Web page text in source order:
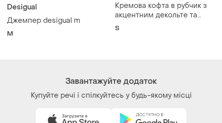
Desigual
Джемпер desigual m
M
Кремова кофта в рубчик з
акцентним декольте та
розкльошеними рукавами
S
Завантажуйте додаток
Купуйте речі і спілкуйтесь у будь-якому місці